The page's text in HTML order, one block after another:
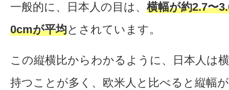
一般的に、日本人の目は、 横幅が約2.7〜
0cmが平均とされています。
この縦横比からわかるように、日本人は
持つことが多く、欧米人と比べると縦幅